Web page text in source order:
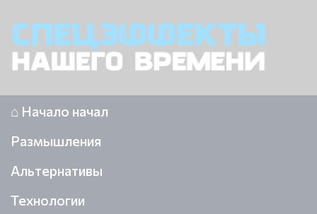
⌂ Начало начал
Размышления
Альтернативы
Технологии